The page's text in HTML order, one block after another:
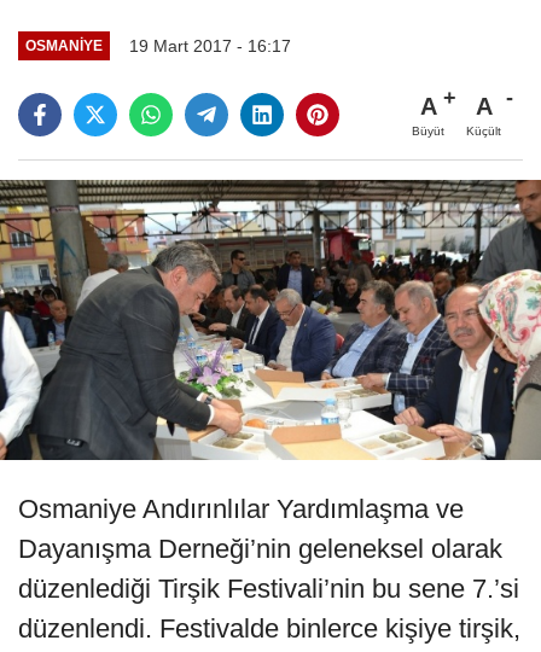
OSMANIYE 19 Mart 2017 - 16:17
A
Büyüt
A
Küçült
Osmaniye Andırınlılar Yardımlaşma ve
Dayanışma Derneği’nin geleneksel olarak
düzenlediği Tirşik Festivali’nin bu sene 7.’si
düzenlendi. Festivalde binlerce kişiye tirşik,